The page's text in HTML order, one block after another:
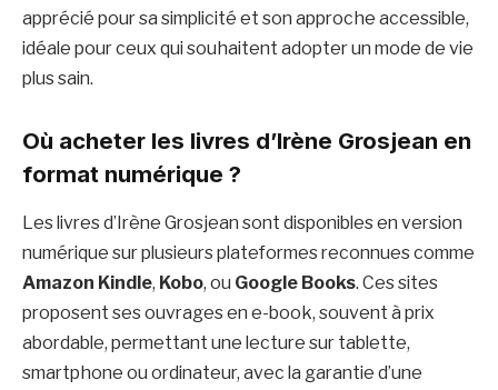
apprécié pour sa simplicité et son approche accessible,
idéale pour ceux qui souhaitent adopter un mode de vie
plus sain.
Où acheter les livres d’Irène Grosjean en
format numérique ?
Les livres d’Irène Grosjean sont disponibles en version
numérique sur plusieurs plateformes reconnues comme
Amazon Kindle, Kobo, ou Google Books. Ces sites
proposent ses ouvrages en e-book, souvent à prix
abordable, permettant une lecture sur tablette,
smartphone ou ordinateur, avec la garantie d’une